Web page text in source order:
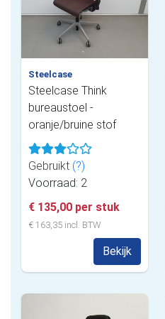
Steelcase
Steelcase Think
bureaustoel -
oranje/bruine stof
Gebruikt (?)
Voorraad: 2
€ 135,00 per stuk
€ 163,35 incl. BTW
Bekijk